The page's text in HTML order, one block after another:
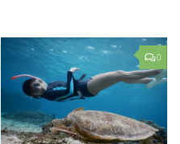
0